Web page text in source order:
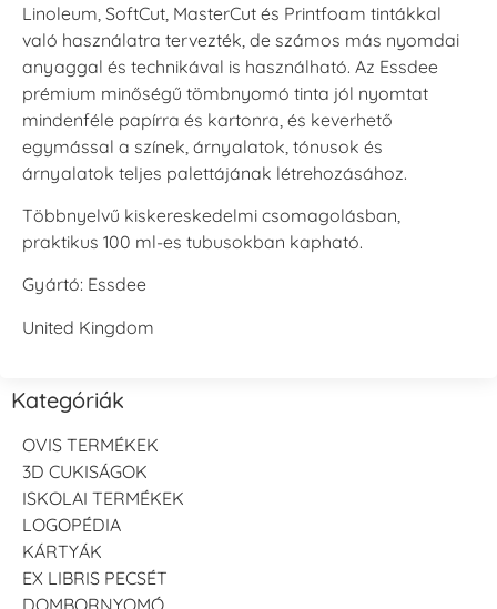
Linoleum, SoftCut, MasterCut és Printfoam tintákkal
való használatra tervezték, de számos más nyomdai
anyaggal és technikával is használható. Az Essdee
prémium minőségű tömbnyomó tinta jól nyomtat
mindenféle papírra és kartonra, és keverhető
egymással a színek, árnyalatok, tónusok és
árnyalatok teljes palettájának létrehozásához.
Többnyelvű kiskereskedelmi csomagolásban,
praktikus 100 ml-es tubusokban kapható.
Gyártó: Essdee
United Kingdom
Kategóriák
OVIS TERMÉKEK
3D CUKISÁGOK
ISKOLAI TERMÉKEK
LOGOPÉDIA
KÁRTYÁK
EX LIBRIS PECSÉT